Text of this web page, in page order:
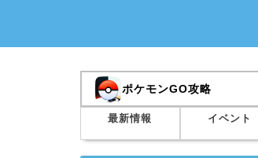
ポケモンGO攻略
最新情報 イベント